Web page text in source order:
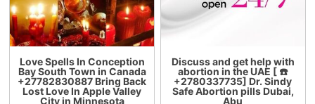
Love Spells In Conception
Bay South Town in Canada
+27782830887 Bring Back
Lost Love In Apple Valley
City in Minnesota
Discuss and get help with
abortion in the UAE [ ☎️
+2780337735] Dr. Sindy
Safe Abortion pills Dubai,
Abu